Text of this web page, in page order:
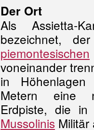
Der Ort
Als Assietta-
bezeichnet,
piemontesischen
voneinander
in
Metern eine
Erdpiste, die
Mussolinis